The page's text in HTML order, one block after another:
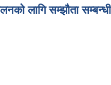
लागि सम्झौता